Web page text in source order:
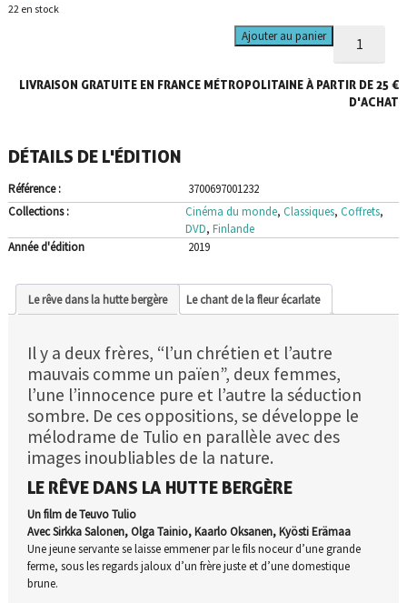
22 en stock
de
Teuvo
Tulio
Ajouter au panier
LIVRAISON GRATUITE EN FRANCE MÉTROPOLITAINE À PARTIR DE 25 €
D'ACHAT
DÉTAILS DE L'ÉDITION
Référence :
3700697001232
Collections :
Cinéma du monde, Classiques, Coffrets,
DVD, Finlande
Année d'édition
2019
Le rêve dans la hutte bergère Le chant de la fleur écarlate
Il y a deux frères, “l’un chrétien et l’autre
mauvais comme un païen”, deux femmes,
l’une l’innocence pure et l’autre la séduction
sombre. De ces oppositions, se développe le
mélodrame de Tulio en parallèle avec des
images inoubliables de la nature.
LE RÊVE DANS LA HUTTE BERGÈRE
Un film de Teuvo Tulio
Avec Sirkka Salonen, Olga Tainio, Kaarlo Oksanen, Kyösti Erämaa
Une jeune servante se laisse emmener par le fils noceur d’une grande
ferme, sous les regards jaloux d’un frère juste et d’une domestique
brune.